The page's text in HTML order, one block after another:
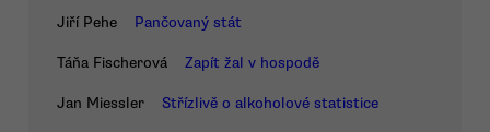
Jiří Pehe Pančovaný stát
Táňa Fischerová Zapít žal v hospodě
Jan Miessler Střízlivě o alkoholové statistice